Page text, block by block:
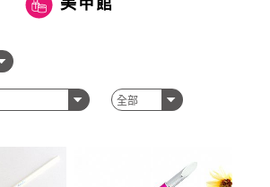
美甲館